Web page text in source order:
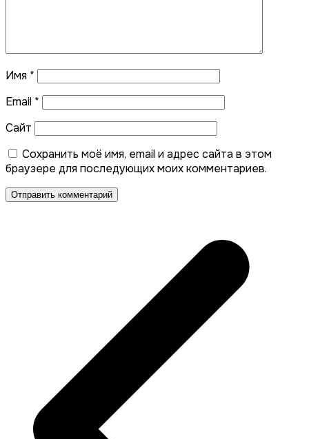
Имя *
Email *
Сайт
Сохранить моё имя, email и адрес сайта в этом
браузере для последующих моих комментариев.